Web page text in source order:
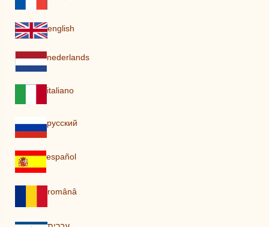
english
nederlands
italiano
pусский
español
românâ